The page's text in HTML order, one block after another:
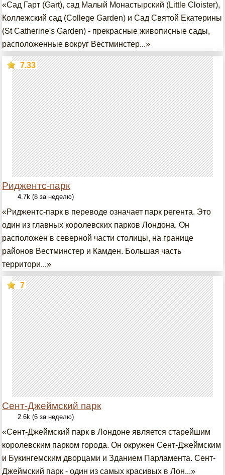
«Сад Гарт (Gart), сад Малый Монастырский (Little Cloister),
Коллежский сад (College Garden) и Сад Святой Екатерины
(St Catherine's Garden) - прекрасные живописные сады,
расположенные вокруг Вестминстер...»
Риджентс-парк
7.33
4.7k (8 за неделю)
«Риджентс-парк в переводе означает парк регента. Это
один из главных королевских парков Лондона. Он
расположен в северной части столицы, на границе
районов Вестминстер и Камден. Большая часть
территори...»
Сент-Джеймский парк
7
2.6k (6 за неделю)
«Сент-Джеймский парк в Лондоне является старейшим
королевским парком города. Он окружен Сент-Джеймским
и Букингемским дворцами и Зданием Парламента. Сент-
Джеймский парк - один из самых красивых в Лон...»